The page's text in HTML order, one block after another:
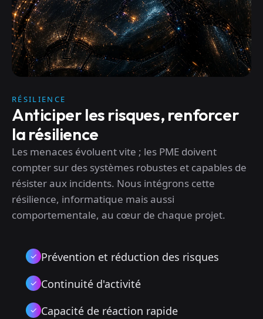
RÉSILIENCE
Anticiper les risques, renforcer
la résilience
Les menaces évoluent vite ; les PME doivent
compter sur des systèmes robustes et capables de
résister aux incidents. Nous intégrons cette
résilience, informatique mais aussi
comportementale, au cœur de chaque projet.
✓ Prévention et réduction des risques
✓ Continuité d'activité
✓ Capacité de réaction rapide